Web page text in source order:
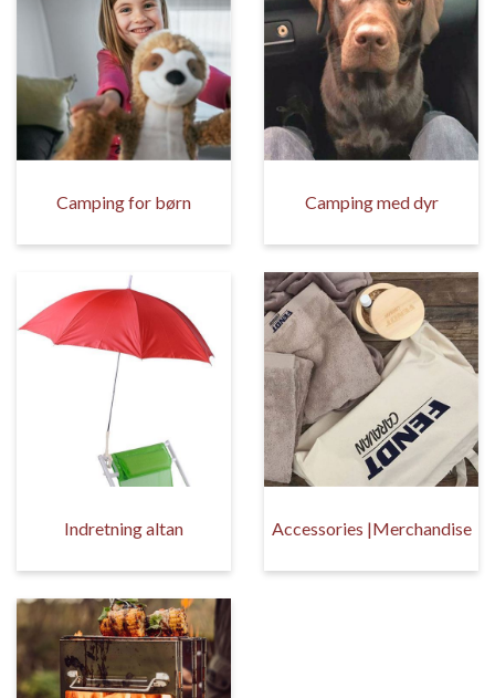
Camping for børn Camping med dyr
Indretning altan Accessories |Merchandise